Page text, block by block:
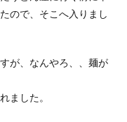
ので、そこへ入りまし
が、なんやろ、、麺が
ました。